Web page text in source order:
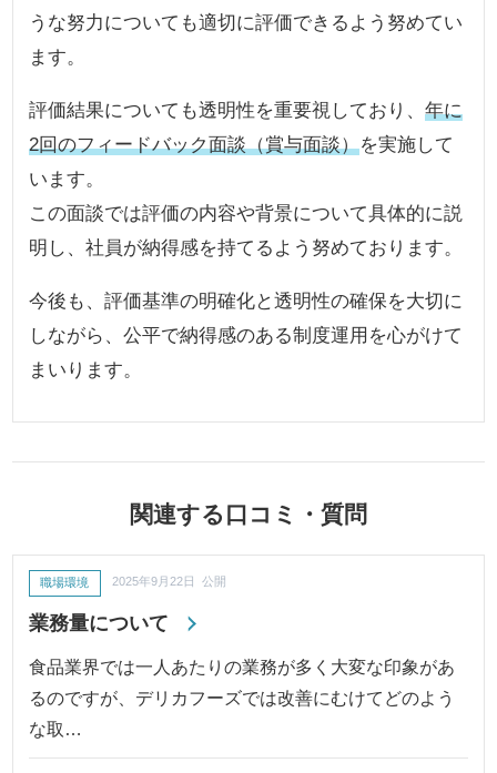
うな努力についても適切に評価できるよう努めてい
ます。
評価結果についても透明性を重要視しており、年に
2回のフィードバック面談（賞与面談）を実施して
います。
この面談では評価の内容や背景について具体的に説
明し、社員が納得感を持てるよう努めております。
今後も、評価基準の明確化と透明性の確保を大切に
しながら、公平で納得感のある制度運用を心がけて
まいります。
関連する口コミ・質問
業務量について
職場環境 2025年9月22日 公開
食品業界では一人あたりの業務が多く大変な印象があ
るのですが、デリカフーズでは改善にむけてどのよう
な取…